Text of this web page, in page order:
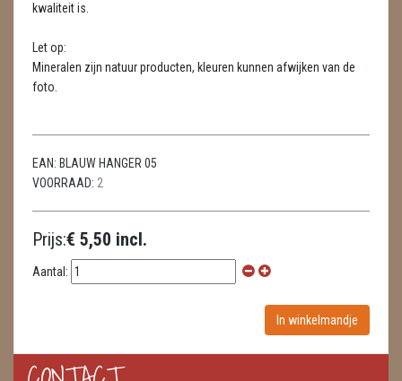
READING EN PERSOONLIJK ADVIES
SCHEDELS / SKULLS
SPECIALE STUKKEN
TELEFOON KOORDEN
WIEROOK, OLIE & TOEBEHOREN
kwaliteit is.
Let op:
Mineralen zijn natuur producten, kleuren kunnen afwijken van de
foto.
EAN: BLAUW HANGER 05
VOORRAAD: 2
Prijs:€ 5,50 incl.
Aantal: